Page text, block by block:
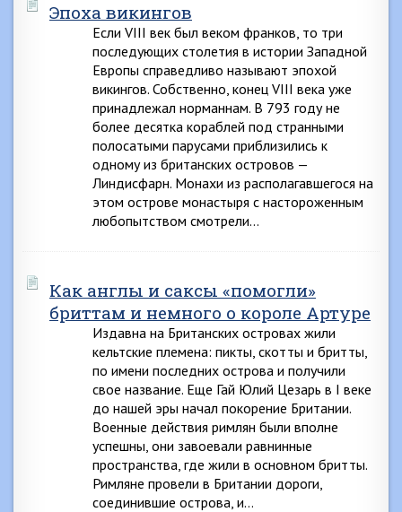
Эпоха викингов
Если VIII век был веком франков, то три
последующих столетия в истории Западной
Европы справедливо называют эпохой
викингов. Собственно, конец VIII века уже
принадлежал норманнам. В 793 году не
более десятка кораблей под странными
полосатыми парусами приблизились к
одному из британских островов —
Линдисфарн. Монахи из располагавшегося на
этом острове монастыря с настороженным
любопытством смотрели…
Как англы и саксы «помогли»
бриттам и немного о короле Артуре
Издавна на Британских островах жили
кельтские племена: пикты, скотты и бритты,
по имени последних острова и получили
свое название. Еще Гай Юлий Цезарь в I веке
до нашей эры начал покорение Британии.
Военные действия римлян были вполне
успешны, они завоевали равнинные
пространства, где жили в основном бритты.
Римляне провели в Британии дороги,
соединившие острова, и…